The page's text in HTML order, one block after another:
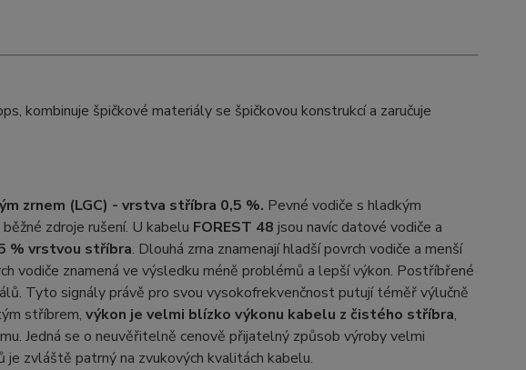
kombinuje špičkové materiály se špičkovou konstrukcí a zaručuje
zrnem (LGC) - vrstva stříbra 0,5 %. Pevné vodiče s hladkým
zdroje rušení. U kabelu FOREST 48 jsou navíc datové vodiče a
% vrstvou stříbra. Dlouhá zrna znamenají hladší povrch vodiče a menší
vodiče znamená ve výsledku méně problémů a lepší výkon. Postříbřené
Tyto signály právě pro svou vysokofrekvenčnost putují téměř výlučně
stříbrem, výkon je velmi blízko výkonu kabelu z čistého stříbra,
Jedná se o neuvěřitelně cenově přijatelný způsob výroby velmi
zvláště patrný na zvukových kvalitách kabelu.